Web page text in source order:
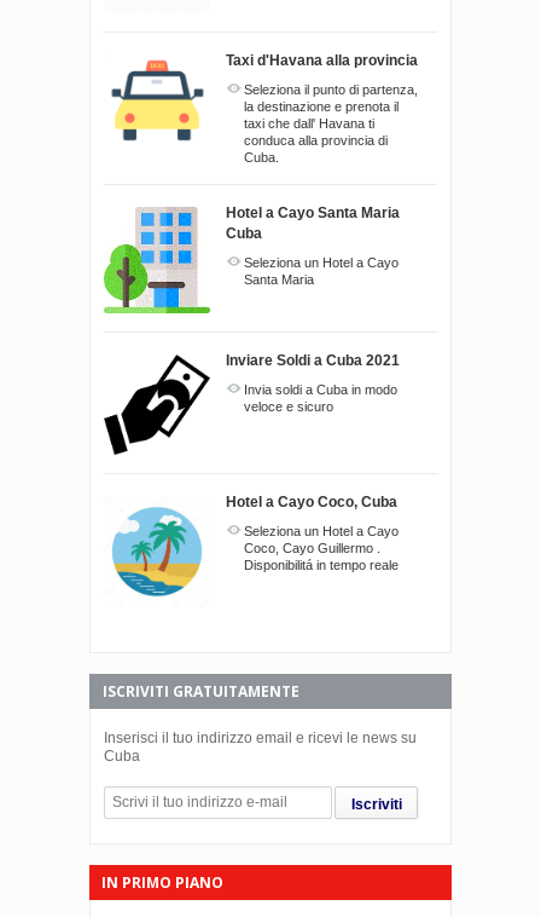
Taxi d'Havana alla provincia
Seleziona il punto di partenza,
la destinazione e prenota il
taxi che dall' Havana ti
conduca alla provincia di
Cuba.
Hotel a Cayo Santa Maria
Cuba
Seleziona un Hotel a Cayo
Santa Maria
Inviare Soldi a Cuba 2021
Invia soldi a Cuba in modo
veloce e sicuro
Hotel a Cayo Coco, Cuba
Seleziona un Hotel a Cayo
Coco, Cayo Guillermo .
Disponibilitá in tempo reale
ISCRIVITI GRATUITAMENTE
Inserisci il tuo indirizzo email e ricevi le news su
Cuba
Iscriviti
IN PRIMO PIANO